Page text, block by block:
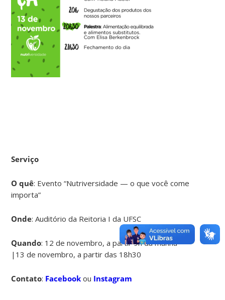
Serviço
O quê: Evento “Nutriversidade — o que você come
importa”
Onde: Auditório da Reitoria I da UFSC
Quando: 12 de novembro, a partir 9h da manhã
|13 de novembro, a partir das 18h30
Contato: Facebookou Instagram